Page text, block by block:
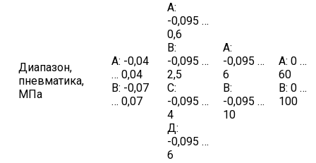
Диапазон,
пневматика,
МПа
А: -0,04
… 0,04
В: -0,07
… 0,07
А:
-0,095 …
0,6
В:
-0,095 …
2,5
С:
-0,095 …
4
Д:
-0,095 …
6
А:
-0,095 …
6
В:
-0,095 …
10
А: 0 …
60
В: 0 …
100